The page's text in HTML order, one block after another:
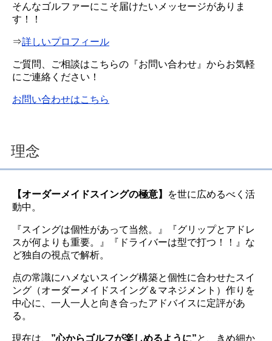
そんなゴルファーにこそ届けたいメッセージがありま
す！！
⇒詳しいプロフィール
ご質問、ご相談はこちらの『お問い合わせ』からお気軽
にご連絡ください！
お問い合わせはこちら
理念
【オーダーメイドスイングの極意】
を世に広めるべく活
動中。
『スイングは個性があって当然。』『グリップとアドレ
スが何よりも重要。』『ドライバーは型で打つ！！』な
ど独自の視点で解析。
点の常識にハメないスイング構築と個性に合わせたスイ
ング（オーダーメイドスイング＆マネジメント）作りを
中心に、一人一人と向き合ったアドバイスに定評があ
る。
現在は、 ”心からゴルフが楽しめるように”と、きめ細か